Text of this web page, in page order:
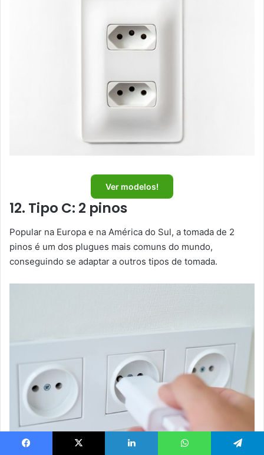
Ver modelos!
12. Tipo C: 2 pinos
Popular na Europa e na América do Sul, a tomada de 2
pinos é um dos plugues mais comuns do mundo,
conseguindo se adaptar a outros tipos de tomada.